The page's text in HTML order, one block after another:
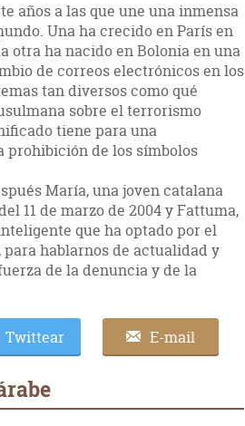
años a las que une una inmensa
Una ha crecido en París en
otra ha nacido en Bolonia en una
de correos electrónicos en los
tan diversos como qué
sobre el terrorismo
tiene para una
prohibición de los símbolos
María, una joven catalana
11 de marzo de 2004 y Fattuma,
que ha optado por el
para hablarnos de actualidad y
de la denuncia y de la
Twittear E-mail